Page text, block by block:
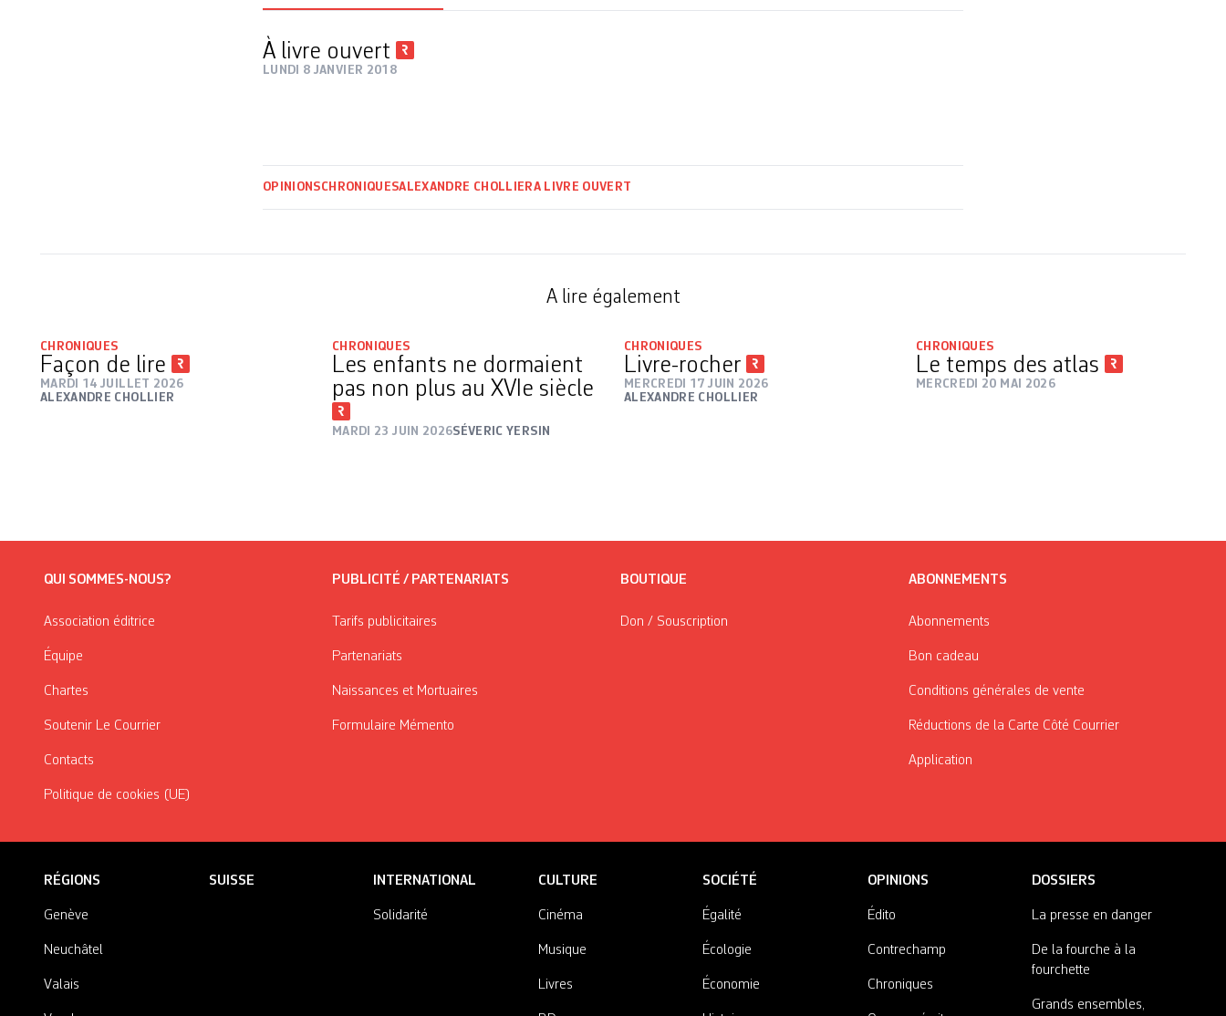
À livre ouvert
LUNDI 8 JANVIER 2018
OPINIONSCHRONIQUESALEXANDRE CHOLLIERA LIVRE OUVERT
A lire également
CHRONIQUES
Façon de lire
MARDI 14 JUILLET 2026
ALEXANDRE CHOLLIER
CHRONIQUES
Les enfants ne dormaient
pas non plus au XVIe siècle
MARDI 23 JUIN 2026SÉVERIC YERSIN
CHRONIQUES
Livre-rocher
MERCREDI 17 JUIN 2026
ALEXANDRE CHOLLIER
CHRONIQUES
Le temps des atlas
MERCREDI 20 MAI 2026
QUI SOMMES-NOUS?
Association éditrice
Équipe
Chartes
Soutenir Le Courrier
Contacts
Politique de cookies (UE)
PUBLICITÉ / PARTENARIATS
Tarifs publicitaires
Partenariats
Naissances et Mortuaires
Formulaire Mémento
BOUTIQUE
Don / Souscription
ABONNEMENTS
Abonnements
Bon cadeau
Conditions générales de vente
Réductions de la Carte Côté Courrier
Application
RÉGIONS
Genève
Neuchâtel
Valais
SUISSE INTERNATIONAL
Solidarité
CULTURE
Cinéma
Musique
Livres
SOCIÉTÉ
Égalité
Écologie
Économie
OPINIONS
Édito
Contrechamp
Chroniques
DOSSIERS
La presse en danger
De la fourche à la
fourchette
Grands ensembles,